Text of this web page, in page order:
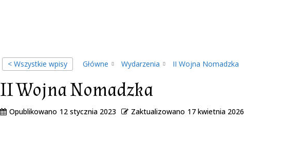
< Wszystkie wpisy Główne Wydarzenia II Wojna Nomadzka
II Wojna Nomadzka
Opublikowano 12 stycznia 2023 Zaktualizowano 17 kwietnia 2026